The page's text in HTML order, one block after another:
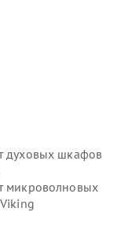
духовых шкафов
микроволновых